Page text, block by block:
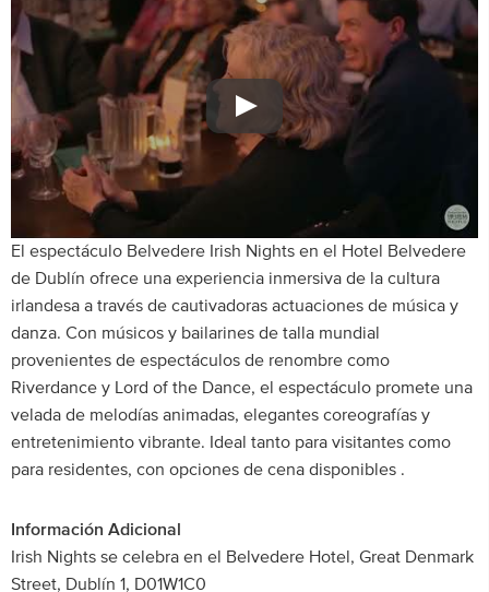
El espectáculo Belvedere Irish Nights en el Hotel Belvedere
de Dublín ofrece una experiencia inmersiva de la cultura
irlandesa a través de cautivadoras actuaciones de música y
danza. Con músicos y bailarines de talla mundial
provenientes de espectáculos de renombre como
Riverdance y Lord of the Dance, el espectáculo promete una
velada de melodías animadas, elegantes coreografías y
entretenimiento vibrante. Ideal tanto para visitantes como
para residentes, con opciones de cena disponibles .
Información Adicional
Irish Nights se celebra en el Belvedere Hotel, Great Denmark
Street, Dublín 1, D01W1C0